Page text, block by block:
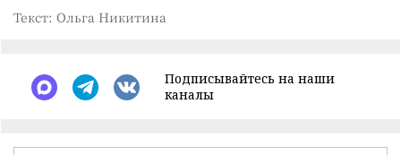
Текст: Ольга Никитина
Подписывайтесь на наши
каналы